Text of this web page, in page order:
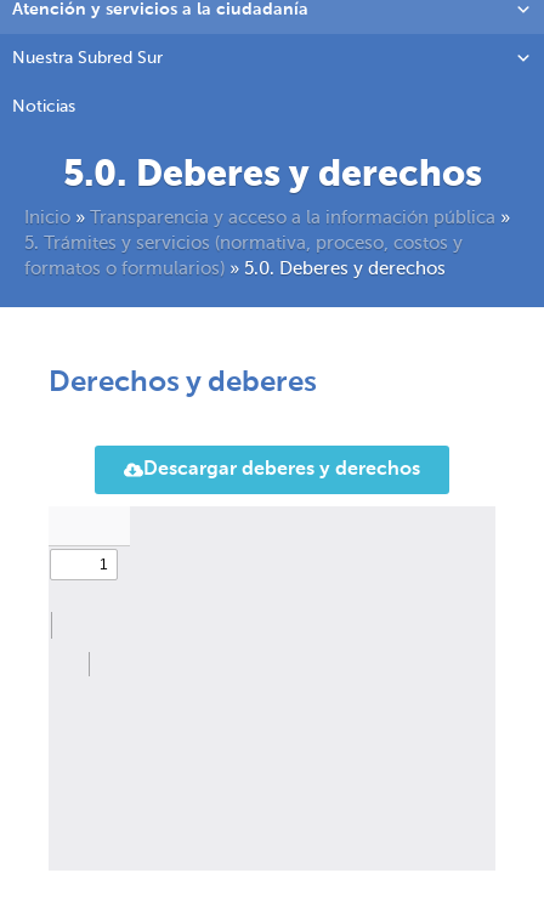
Atención y servicios a la ciudadanía
Nuestra Subred Sur
Noticias
5.0. Deberes y derechos
Inicio » Transparencia y acceso a la información pública »
5. Trámites y servicios (normativa, proceso, costos y
formatos o formularios) » 5.0. Deberes y derechos
Derechos y deberes
Descargar deberes y derechos